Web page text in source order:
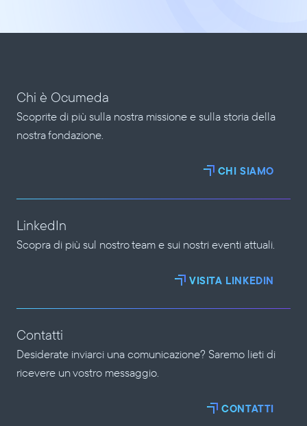
Chi è Ocumeda
Scoprite di più sulla nostra missione e sulla storia della
nostra fondazione.
CHI SIAMO
LinkedIn
Scopra di più sul nostro team e sui nostri eventi attuali.
VISITA LINKEDIN
Contatti
Desiderate inviarci una comunicazione? Saremo lieti di
ricevere un vostro messaggio.
CONTATTI